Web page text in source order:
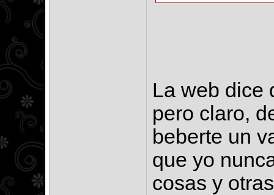
La web dice
pero claro,
beberte un
que yo
cosas y